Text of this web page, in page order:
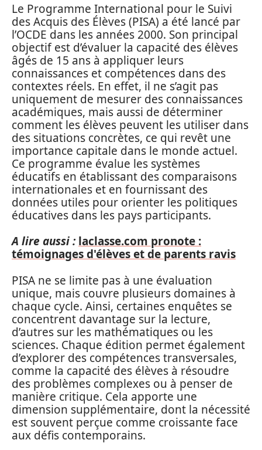
Le Programme International pour le Suivi
des Acquis des Élèves (PISA) a été lancé par
l’OCDE dans les années 2000. Son principal
objectif est d’évaluer la capacité des élèves
âgés de 15 ans à appliquer leurs
connaissances et compétences dans des
contextes réels. En effet, il ne s’agit pas
uniquement de mesurer des connaissances
académiques, mais aussi de déterminer
comment les élèves peuvent les utiliser dans
des situations concrètes, ce qui revêt une
importance capitale dans le monde actuel.
Ce programme évalue les systèmes
éducatifs en établissant des comparaisons
internationales et en fournissant des
données utiles pour orienter les politiques
éducatives dans les pays participants.
A lire aussi : laclasse.com pronote :
témoignages d'élèves et de parents ravis
PISA ne se limite pas à une évaluation
unique, mais couvre plusieurs domaines à
chaque cycle. Ainsi, certaines enquêtes se
concentrent davantage sur la lecture,
d’autres sur les mathématiques ou les
sciences. Chaque édition permet également
d’explorer des compétences transversales,
comme la capacité des élèves à résoudre
des problèmes complexes ou à penser de
manière critique. Cela apporte une
dimension supplémentaire, dont la nécessité
est souvent perçue comme croissante face
aux défis contemporains.